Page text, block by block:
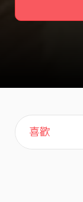
主頁
歌單
喜歡
關於